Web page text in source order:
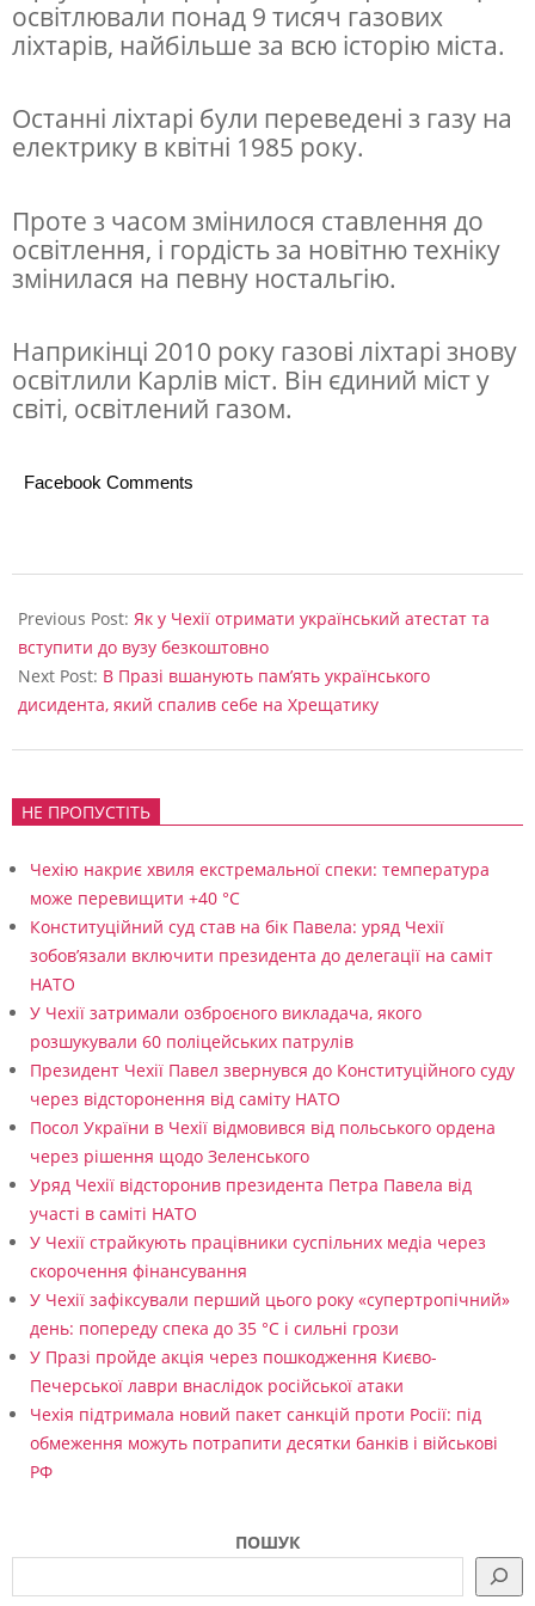
а
К
р
і
в
м
с
т
освітлювали понад 9 тисяч газових
ліхтарів, найбільше за всю історію міста.
Останні ліхтарі були переведені з газу на
електрику в квітні 1985 року.
Проте з часом змінилося ставлення до
освітлення, і гордість за новітню техніку
змінилася на певну ностальгію.
Наприкінці 2010 року газові ліхтарі знову
освітлили Карлів міст. Він єдиний міст у
світі, освітлений газом.
Facebook Comments
10-
28
Previous Post: Як у Чехії отримати український атестат та
вступити до вузу безкоштовно
Next Post: В Празі вшанують пам’ять українського
дисидента, який спалив себе на Хрещатику
НЕ ПРОПУСТІТЬ
Чехію накриє хвиля екстремальної спеки: температура
може перевищити +40 °C
Конституційний суд став на бік Павела: уряд Чехії
зобов’язали включити президента до делегації на саміт
НАТО
У Чехії затримали озброєного викладача, якого
розшукували 60 поліцейських патрулів
Президент Чехії Павел звернувся до Конституційного суду
через відсторонення від саміту НАТО
Посол України в Чехії відмовився від польського ордена
через рішення щодо Зеленського
Уряд Чехії відсторонив президента Петра Павела від
участі в саміті НАТО
У Чехії страйкують працівники суспільних медіа через
скорочення фінансування
У Чехії зафіксували перший цього року «супертропічний»
день: попереду спека до 35 °C і сильні грози
У Празі пройде акція через пошкодження Києво-
Печерської лаври внаслідок російської атаки
Чехія підтримала новий пакет санкцій проти Росії: під
обмеження можуть потрапити десятки банків і військові
РФ
ПОШУК